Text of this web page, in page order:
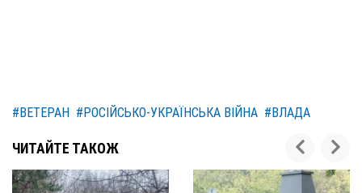
#ВЕТЕРАН #РОСІЙСЬКО-УКРАЇНСЬКА ВІЙНА #ВЛАДА
ЧИТАЙТЕ ТАКОЖ